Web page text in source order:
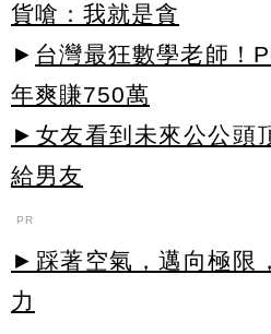
貨嗆：我就是貪
► 台灣最狂數學老師！
年爽賺750萬
►女友看到未來公公頭
給男友
PR
►踩著空氣，邁向極限
力